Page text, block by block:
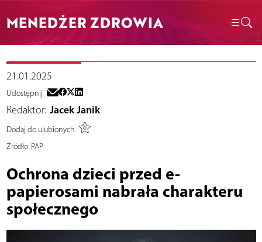
MENEDŻER ZDROWIA
21.01.2025
Udostępnij
Redaktor: Jacek Janik
Dodaj do ulubionych
Źródło:PAP
Ochrona dzieci przed e-
papierosami nabrała charakteru
społecznego